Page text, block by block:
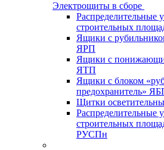
Электрощиты в сборе
Распределительные
строительных
Ящики с
ЯРП
Ящики с
ЯТП
Ящики с блоком
предохранитель»
Щитки
Распределительные
строительных
РУСПн